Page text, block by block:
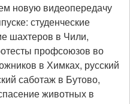
новую видеопередачу
студенческие
шахтеров в Чили,
профсоюзов во
в Химках, русский
саботаж в Бутово,
животных в